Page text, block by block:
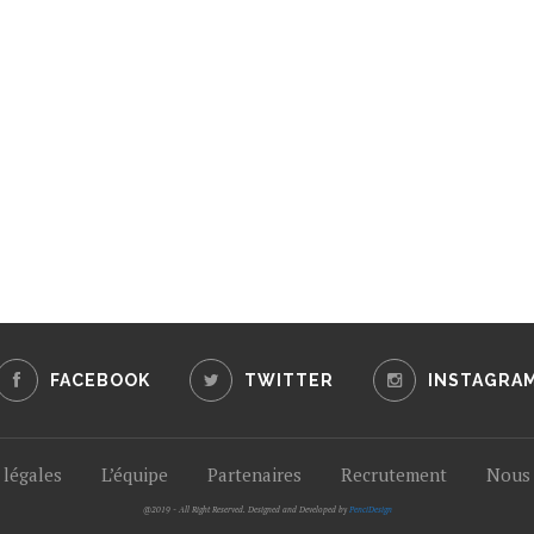
FACEBOOK TWITTER INSTAGRAM
L’équipe Partenaires Recrutement
@2019 - All Right Reserved. Designed and Developed by PenciDesign